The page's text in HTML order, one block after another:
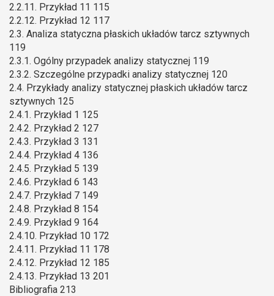
2.2.11. Przykład 11 115
2.2.12. Przykład 12 117
2.3. Analiza statyczna płaskich układów tarcz sztywnych
119
2.3.1. Ogólny przypadek analizy statycznej 119
2.3.2. Szczególne przypadki analizy statycznej 120
2.4. Przykłady analizy statycznej płaskich układów tarcz
sztywnych 125
2.4.1. Przykład 1 125
2.4.2. Przykład 2 127
2.4.3. Przykład 3 131
2.4.4. Przykład 4 136
2.4.5. Przykład 5 139
2.4.6. Przykład 6 143
2.4.7. Przykład 7 149
2.4.8. Przykład 8 154
2.4.9. Przykład 9 164
2.4.10. Przykład 10 172
2.4.11. Przykład 11 178
2.4.12. Przykład 12 185
2.4.13. Przykład 13 201
Bibliografia 213